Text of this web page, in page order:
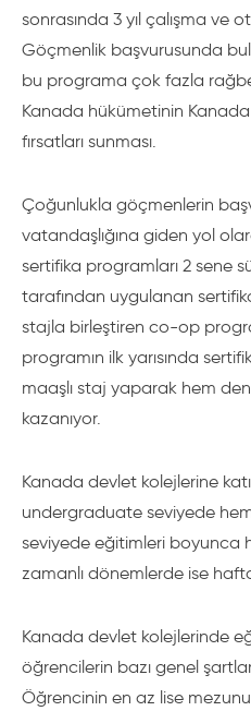
sonrasında 3 yıl çalışma ve
Göçmenlik başvurusunda
bu programa çok fazla
Kanada hükümetinin
fırsatları sunması.
Çoğunlukla göçmenlerin
vatandaşlığına giden yol
sertifika programları 2 sene
tarafından uygulanan
stajla birleştiren co-op
programın ilk yarısında
maaşlı staj yaparak hem
kazanıyor.
Kanada devlet kolejlerine
undergraduate seviyede
seviyede eğitimleri
zamanlı dönemlerde ise
Kanada devlet kolejlerinde
öğrencilerin bazı genel
Öğrencinin en az lise mezunu